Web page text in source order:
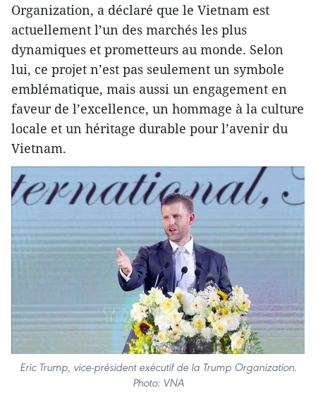
Organization, a déclaré que le Vietnam est
actuellement l’un des marchés les plus
dynamiques et prometteurs au monde. Selon
lui, ce projet n’est pas seulement un symbole
emblématique, mais aussi un engagement en
faveur de l’excellence, un hommage à la culture
locale et un héritage durable pour l’avenir du
Vietnam.
Eric Trump, vice-président exécutif de la Trump Organization.
Photo: VNA